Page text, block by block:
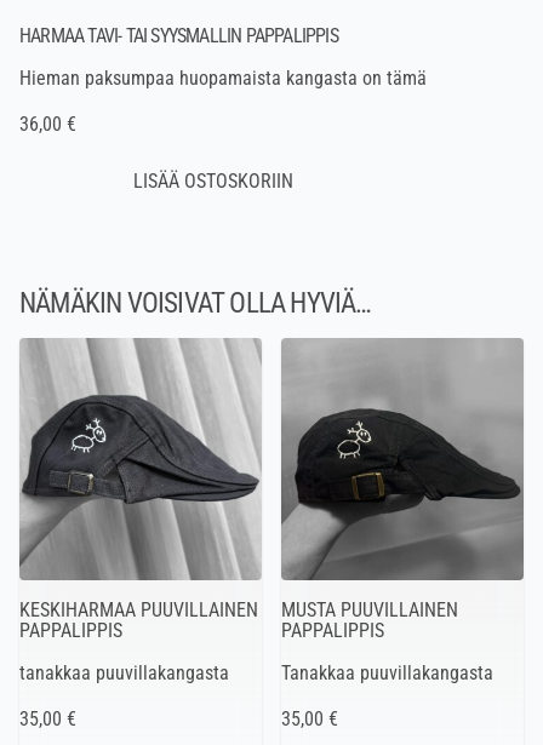
HARMAA TAVI- TAI SYYSMALLIN PAPPALIPPIS
Hieman paksumpaa huopamaista kangasta on tämä
36,00 €
NÄMÄKIN VOISIVAT OLLA HYVIÄ…
KESKIHARMAA PUUVILLAINEN
PAPPALIPPIS
tanakkaa puuvillakangasta
35,00 €
MUSTA PUUVILLAINEN
PAPPALIPPIS
Tanakkaa puuvillakangasta
35,00 €